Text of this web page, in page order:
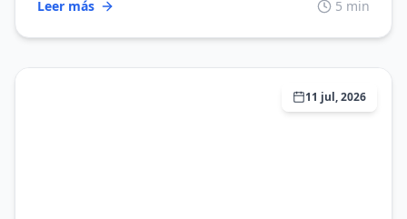
Leer más 5 min
11 jul, 2026